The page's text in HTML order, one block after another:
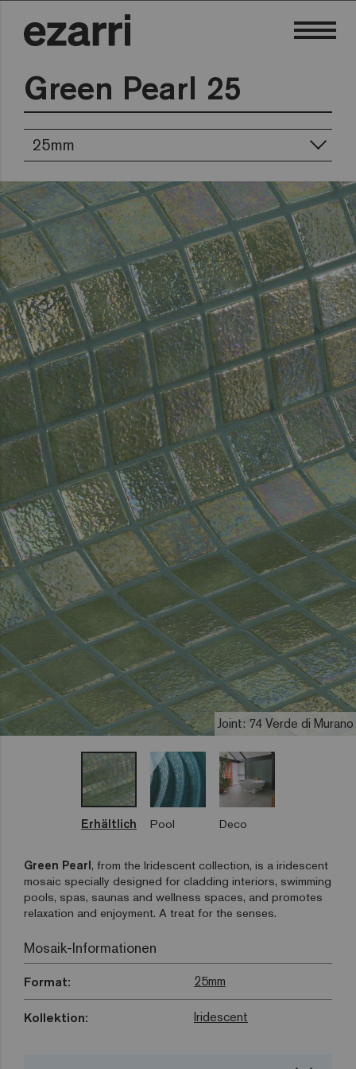
Green Pearl 25
25mm
Joint: 74 Verde di Murano
Erhältlich Pool Deco
Green Pearl, from the Iridescent collection, is a iridescent
mosaic specially designed for cladding interiors, swimming
pools, spas, saunas and wellness spaces, and promotes
relaxation and enjoyment. A treat for the senses.
Mosaik-Informationen
Format: 25mm
Kollektion: Iridescent